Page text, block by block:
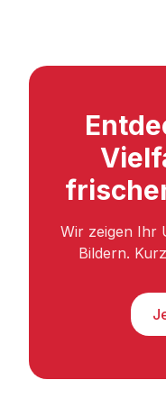
Wir zeigen Ihr
Bildern.